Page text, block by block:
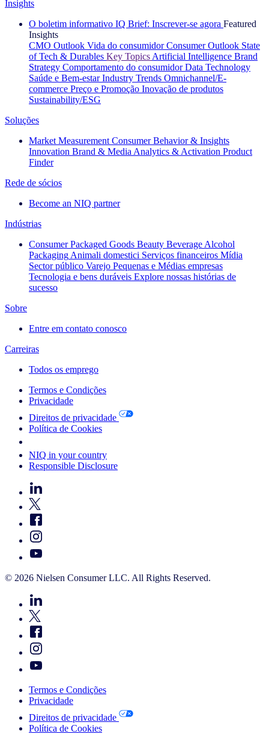
Insights
O boletim informativo IQ Brief: Inscrever-se agora Featured
Insights
CMO Outlook Vida do consumidor Consumer Outlook State
of Tech & Durables Key Topics Artificial Intelligence Brand
Strategy Comportamento do consumidor Data Technology
Saúde e Bem-estar Industry Trends Omnichannel/E-
commerce Preço e Promoção Inovação de produtos
Sustainability/ESG
Soluções
Market Measurement Consumer Behavior & Insights
Innovation Brand & Media Analytics & Activation Product
Finder
Rede de sócios
Become an NIQ partner
Indústrias
Consumer Packaged Goods Beauty Beverage Alcohol
Packaging Animali domestici Serviços financeiros Mídia
Sector público Varejo Pequenas e Médias empresas
Tecnologia e bens duráveis Explore nossas histórias de
sucesso
Sobre
Entre em contato conosco
Carreiras
Todos os emprego
Termos e Condições
Privacidade
Direitos de privacidade
Política de Cookies
NIQ in your country
Responsible Disclosure
© 2026 Nielsen Consumer LLC. All Rights Reserved.
Termos e Condições
Privacidade
Direitos de privacidade
Política de Cookies